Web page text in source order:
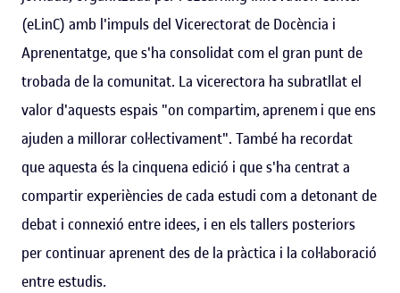
(eLinC) amb l'impuls del Vicerectorat de Docència i
Aprenentatge, que s'ha consolidat com el gran punt de
trobada de la comunitat. La vicerectora ha subratllat el
valor d'aquests espais "on compartim, aprenem i que ens
ajuden a millorar col·lectivament". També ha recordat
que aquesta és la cinquena edició i que s'ha centrat a
compartir experiències de cada estudi com a detonant de
debat i connexió entre idees, i en els tallers posteriors
per continuar aprenent des de la pràctica i la col·laboració
entre estudis.